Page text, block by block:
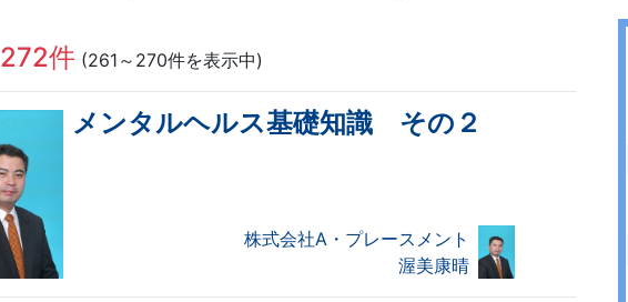
272件(261～270件を表示中)
メンタルヘルス基礎知識 その２
株式会社A・プレースメント
渥美康晴